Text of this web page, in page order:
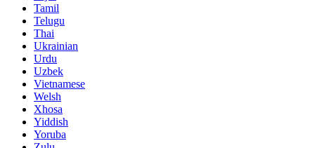
Tamil
Telugu
Thai
Ukrainian
Urdu
Uzbek
Vietnamese
Welsh
Xhosa
Yiddish
Yoruba